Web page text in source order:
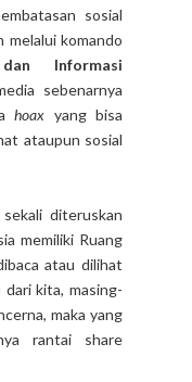
sosial
melalui komando
Informasi
sebenarnya
hoax yang bisa
ataupun sosial
diteruskan
memiliki Ruang
atau dilihat
dari kita, masing-
maka yang
rantai share